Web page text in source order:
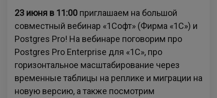
23 июня в 11:00 приглашаем на большой
совместный вебинар «1Софт» (Фирма «1С») и
Postgres Pro! На вебинаре поговорим про
Postgres Pro Enterprise для «1С», про
горизонтальное масштабирование через
временные таблицы на реплике и миграции на
новую версию, а также посмотрим